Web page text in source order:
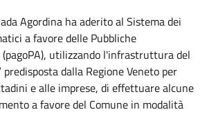
Agordina ha aderito al Sistema dei
a favore delle Pubbliche
utilizzando l'infrastruttura del
predisposta dalla Regione Veneto per
e alle imprese, di effettuare alcune
a favore del Comune in modalità